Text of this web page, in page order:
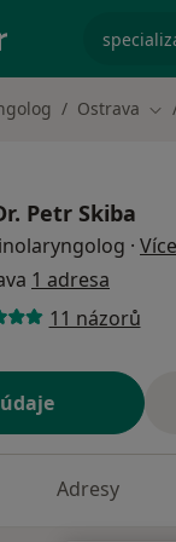
Ostrava
Petr Skiba
· Více
1 adresa
11 názorů
Adresy